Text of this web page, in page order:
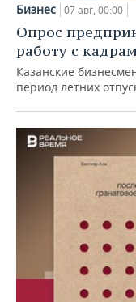
Бизнес 07 авг, 00:00
Опрос
работу с
Казанские
период летних